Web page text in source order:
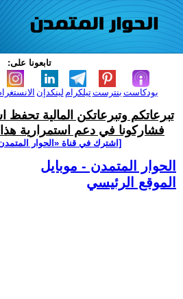
تابعونا على:
لينكدإن تيلكرامبنترست بودكاست
تبرعاتكم وتبرعاتكن المالية تحفظ
فشاركونا في دعم استمرارية هذا
[اشترك في قناة ‫«الحوار
الحوار المتمدن - موبايل
الموقع الرئيسي